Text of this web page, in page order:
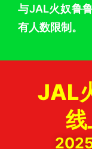
与JAL火奴鲁
有人数限制。
JAL
线